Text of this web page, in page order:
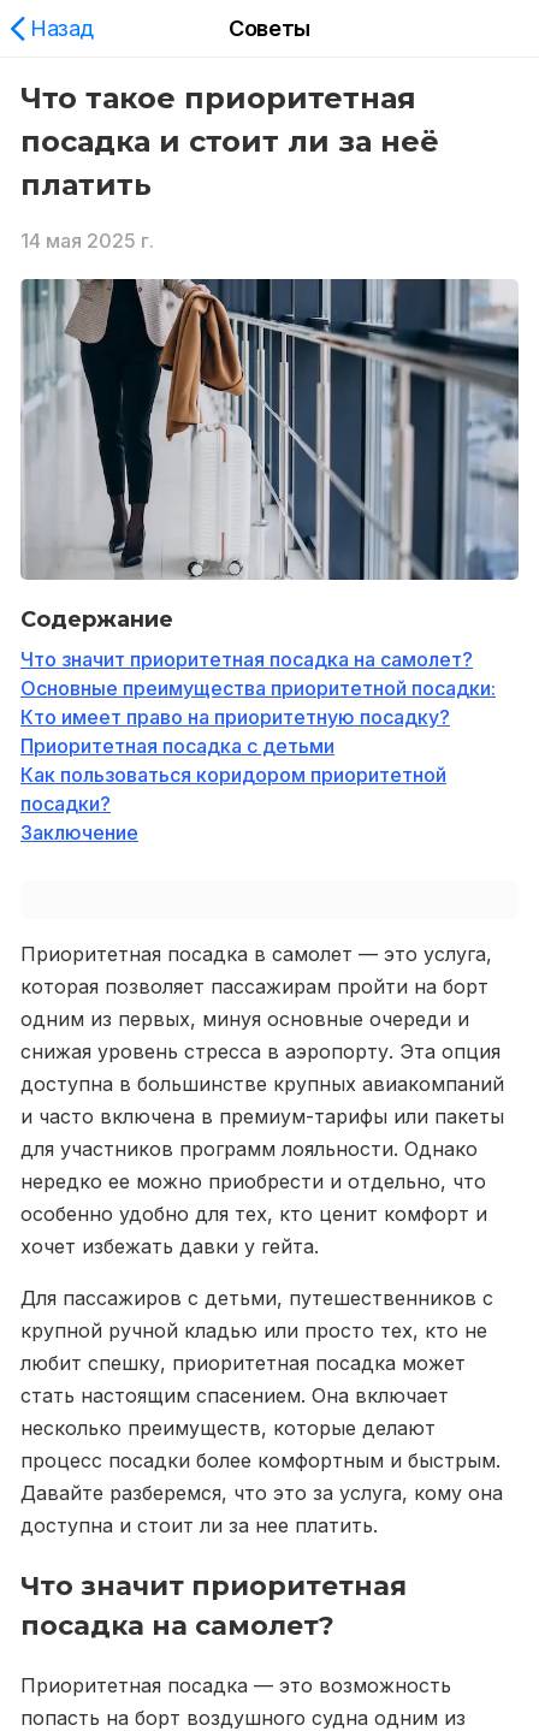
Назад Советы
Что такое приоритетная
посадка и стоит ли за неё
платить
14 мая 2025 г.
Содержание
Что значит приоритетная посадка на самолет?
Основные преимущества приоритетной посадки:
Кто имеет право на приоритетную посадку?
Приоритетная посадка с детьми
Как пользоваться коридором приоритетной
посадки?
Заключение
Приоритетная посадка в самолет — это услуга,
которая позволяет пассажирам пройти на борт
одним из первых, минуя основные очереди и
снижая уровень стресса в аэропорту. Эта опция
доступна в большинстве крупных авиакомпаний
и часто включена в премиум-тарифы или пакеты
для участников программ лояльности. Однако
нередко ее можно приобрести и отдельно, что
особенно удобно для тех, кто ценит комфорт и
хочет избежать давки у гейта.
Для пассажиров с детьми, путешественников с
крупной ручной кладью или просто тех, кто не
любит спешку, приоритетная посадка может
стать настоящим спасением. Она включает
несколько преимуществ, которые делают
процесс посадки более комфортным и быстрым.
Давайте разберемся, что это за услуга, кому она
доступна и стоит ли за нее платить.
Что значит приоритетная
посадка на самолет?
Приоритетная посадка — это возможность
попасть на борт воздушного судна одним из